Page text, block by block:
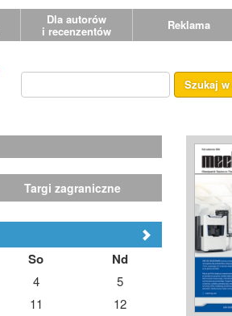
Dla autorów
i recenzentów Reklama
Szukaj
Targi zagraniczne
So Nd
4
5
11
12